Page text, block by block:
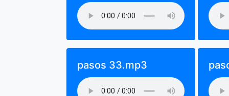
pasos 33.mp3